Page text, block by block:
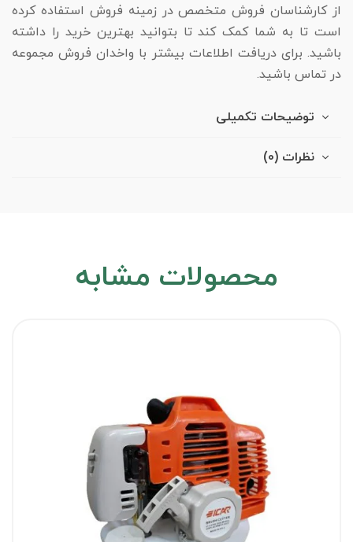
از کارشناسان فروش متخصص در زمینه فروش استفاده کرده
است تا به شما کمک کند تا بتوانید بهترین خرید را داشته
باشید. برای دریافت اطلاعات بیشتر با واخدان فروش مجموعه
در تماس باشید.
توضیحات تکمیلی
نظرات (0)
محصولات مشابه